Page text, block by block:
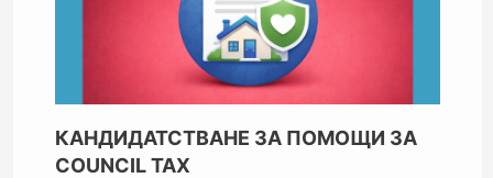
КАНДИДАТСТВАНЕ ЗА ПОМОЩИ ЗА
COUNCIL TAX